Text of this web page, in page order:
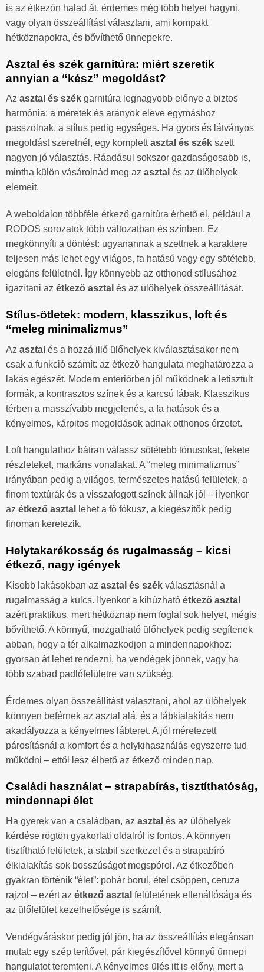
is az étkezőn halad át, érdemes még több helyet hagyni,
vagy olyan összeállítást választani, ami kompakt
hétköznapokra, és bővíthető ünnepekre.
Asztal és szék garnitúra: miért szeretik
annyian a “kész” megoldást?
Az asztal és szék garnitúra legnagyobb előnye a biztos
harmónia: a méretek és arányok eleve egymáshoz
passzolnak, a stílus pedig egységes. Ha gyors és látványos
megoldást szeretnél, egy komplettasztal és szék szett
nagyon jó választás. Ráadásul sokszor gazdaságosabb is,
mintha külön vásárolnád meg az asztal és az ülőhelyek
elemeit.
A weboldalon többféle étkező garnitúra érhető el, például a
RODOS sorozatok több változatban és színben. Ez
megkönnyíti a döntést: ugyanannak a szettnek a karaktere
teljesen más lehet egy világos, fa hatású vagy egy sötétebb,
elegáns felületnél. Így könnyebb az otthonod stílusához
igazítani az étkező asztal és az ülőhelyek összeállítását.
Stílus-ötletek: modern, klasszikus, loft és
“meleg minimalizmus”
Az asztal és a hozzá illő ülőhelyek kiválasztásakor nem
csak a funkció számít: az étkező hangulata meghatározza a
lakás egészét. Modern enteriőrben jól működnek a letisztult
formák, a kontrasztos színek és a karcsú lábak. Klasszikus
térben a masszívabb megjelenés, a fa hatások és a
kényelmes, kárpitos megoldások adnak otthonos érzetet.
Loft hangulathoz bátran válassz sötétebb tónusokat, fekete
részleteket, markáns vonalakat. A “meleg minimalizmus”
irányában pedig a világos, természetes hatású felületek, a
finom textúrák és a visszafogott színek állnak jól – ilyenkor
az étkező asztal
lehet a fő fókusz, a kiegészítők pedig
finoman keretezik.
Helytakarékosság és rugalmasság – kicsi
étkező, nagy igények
Kisebb lakásokban az asztal és szék választásnál a
rugalmasság a kulcs. Ilyenkor a kihúzható étkező asztal
azért praktikus, mert hétköznap nem foglal sok helyet, mégis
bővíthető. A könnyű, mozgatható ülőhelyek pedig segítenek
abban, hogy a tér alkalmazkodjon a mindennapokhoz:
gyorsan át lehet rendezni, ha vendégek jönnek, vagy ha
több szabad padlófelületre van szükség.
Érdemes olyan összeállítást választani, ahol az ülőhelyek
könnyen beférnek az asztal alá, és a lábkialakítás nem
akadályozza a kényelmes lábteret. A jól méretezett
párosításnál a komfort és a helykihasználás egyszerre tud
működni – ettől lesz élhető az étkező minden nap.
Családi használat – strapabírás, tisztíthatóság,
mindennapi élet
Ha gyerek van a családban, az asztal és az ülőhelyek
kérdése rögtön gyakorlati oldalról is fontos. A könnyen
tisztítható felületek, a stabil szerkezet és a strapabíró
élkialakítás sok bosszúságot megspórol. Az étkezőben
gyakran történik “élet”: pohár borul, étel csöppen, ceruza
rajzol – ezért az étkező asztal felületének ellenállósága és
az ülőfelület kezelhetősége is számít.
Vendégváráskor pedig jól jön, ha az összeállítás elegánsan
mutat: egy szép terítővel, pár kiegészítővel könnyű ünnepi
hangulatot teremteni. A kényelmes ülés itt is előny, mert a